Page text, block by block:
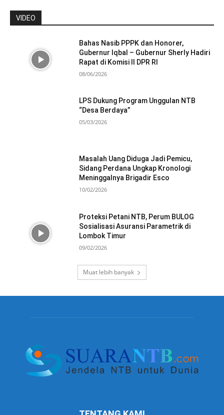
VIDEO
Bahas Nasib PPPK dan Honorer,
Gubernur Iqbal – Gubernur Sherly Hadiri
Rapat di Komisi II DPR RI
08/06/2026
LPS Dukung Program Unggulan NTB
“Desa Berdaya”
05/03/2026
Masalah Uang Diduga Jadi Pemicu,
Sidang Perdana Ungkap Kronologi
Meninggalnya Brigadir Esco
10/02/2026
Proteksi Petani NTB, Perum BULOG
Sosialisasi Asuransi Parametrik di
Lombok Timur
09/02/2026
Muat lebih banyak